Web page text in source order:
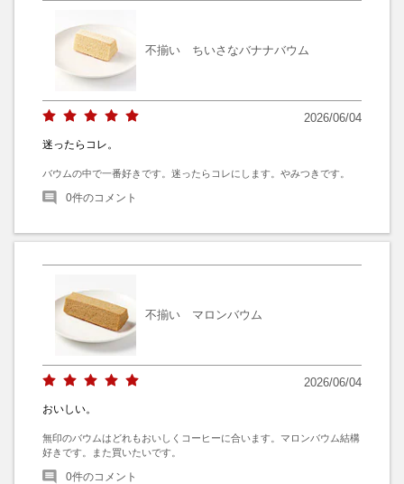
不揃い ちいさなバナナバウム
2026/06/04
迷ったらコレ。
バウムの中で一番好きです。迷ったらコレにします。やみつきです。
0件のコメント
不揃い マロンバウム
2026/06/04
おいしい。
無印のバウムはどれもおいしくコーヒーに合います。マロンバウム結構
好きです。また買いたいです。
0件のコメント